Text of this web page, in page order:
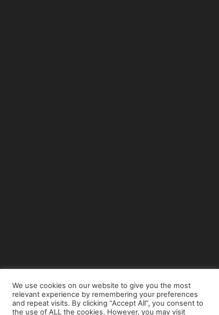
© Copyright 2015 - www.airnews.gr
We use cookies on our website to give you the most
relevant experience by remembering your preferences
and repeat visits. By clicking “Accept All”, you consent to
the use of ALL the cookies. However, you may visit